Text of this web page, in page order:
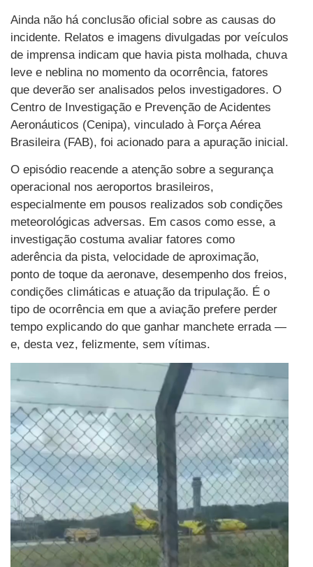
Ainda não há conclusão oficial sobre as causas do
incidente. Relatos e imagens divulgadas por veículos
de imprensa indicam que havia pista molhada, chuva
leve e neblina no momento da ocorrência, fatores
que deverão ser analisados pelos investigadores. O
Centro de Investigação e Prevenção de Acidentes
Aeronáuticos (Cenipa), vinculado à Força Aérea
Brasileira (FAB), foi acionado para a apuração inicial.
O episódio reacende a atenção sobre a segurança
operacional nos aeroportos brasileiros,
especialmente em pousos realizados sob condições
meteorológicas adversas. Em casos como esse, a
investigação costuma avaliar fatores como
aderência da pista, velocidade de aproximação,
ponto de toque da aeronave, desempenho dos freios,
condições climáticas e atuação da tripulação. É o
tipo de ocorrência em que a aviação prefere perder
tempo explicando do que ganhar manchete errada —
e, desta vez, felizmente, sem vítimas.
vídeo